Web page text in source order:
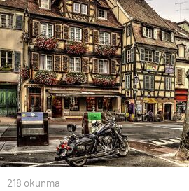
218 okunma